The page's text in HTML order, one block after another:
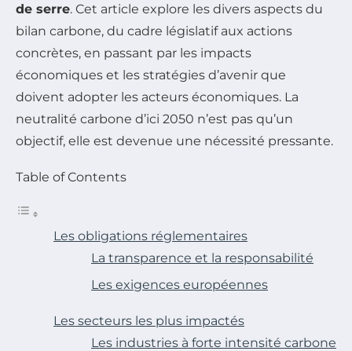
de serre. Cet article explore les divers aspects du
bilan carbone, du cadre législatif aux actions
concrètes, en passant par les impacts
économiques et les stratégies d’avenir que
doivent adopter les acteurs économiques. La
neutralité carbone d’ici 2050 n’est pas qu’un
objectif, elle est devenue une nécessité pressante.
Table of Contents
Les obligations réglementaires
La transparence et la responsabilité
Les exigences européennes
Les secteurs les plus impactés
Les industries à forte intensité carbone